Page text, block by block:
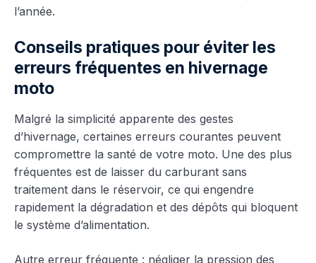
l’année.
Conseils pratiques pour éviter les
erreurs fréquentes en hivernage
moto
Malgré la simplicité apparente des gestes
d’hivernage, certaines erreurs courantes peuvent
compromettre la santé de votre moto. Une des plus
fréquentes est de laisser du carburant sans
traitement dans le réservoir, ce qui engendre
rapidement la dégradation et des dépôts qui bloquent
le système d’alimentation.
Autre erreur fréquente : négliger la pression des